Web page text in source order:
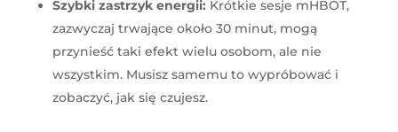
Szybki zastrzyk energii: Krótkie sesje mHBOT,
zazwyczaj trwające około 30 minut, mogą
przynieść taki efekt wielu osobom, ale nie
wszystkim. Musisz samemu to wypróbować i
zobaczyć, jak się czujesz.